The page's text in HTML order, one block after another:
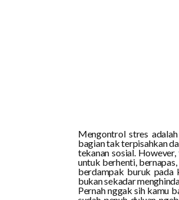
Mengontrol stres
bagian tak terpisahkan
tekanan sosial.
untuk berhenti,
berdampak buruk pada
bukan sekadar
Pernah nggak sih kamu